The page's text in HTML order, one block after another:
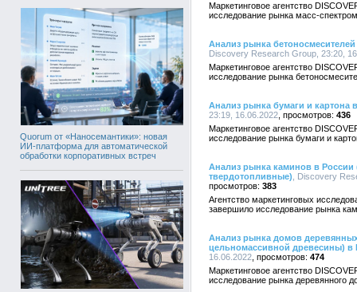
Quorum от «Наносемантики»: новая
ИИ-платформа для автоматической
обработки корпоративных встреч
Маркетинговое агентство
исследование рынка масс-
Анализ рынка
Discovery Research Group, 23:20,
Маркетинговое агентство
исследование рынка
Анализ рынка бумаги и картона
23:19, 16.06.2022
436
Маркетинговое агентство
исследование рынка бумаги и
Анализ рынка каминов в России
твердотопливные) , Discovery
383
Агентство маркетинговых
завершило исследование рынка
Анализ рынка домов
цельномассивной древесины) в
16.06.2022
474
Маркетинговое агентство
исследование рынка деревянного